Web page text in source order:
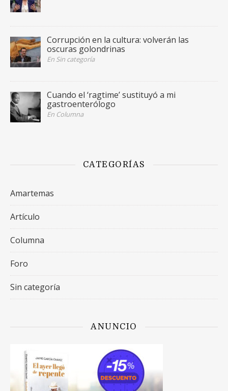
Corrupción en la cultura: volverán las
oscuras golondrinas
En Sin categoría
Cuando el ‘ragtime’ sustituyó a mi
gastroenterólogo
En Columna
CATEGORÍAS
Amartemas
Artículo
Columna
Foro
Sin categoría
ANUNCIO